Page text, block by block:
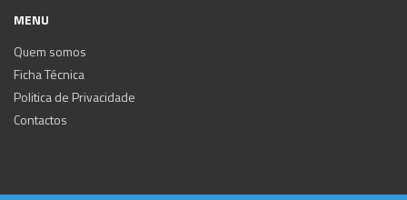
MENU
Quem somos
Ficha Técnica
Politica de Privacidade
Contactos